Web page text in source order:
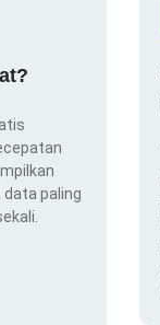
data paling